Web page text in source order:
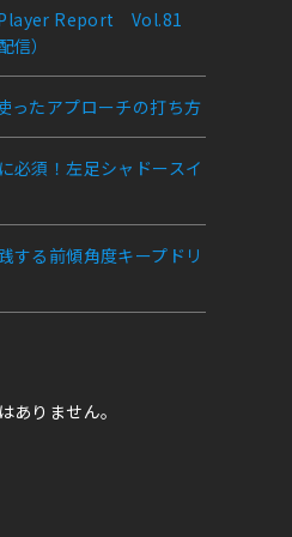
Player Report Vol.81
信）
ったアプローチの打ち方
必須！左足シャドースイ
する前傾角度キープドリ
ありません。